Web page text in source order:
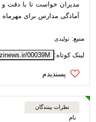
مدیران خواست تا با دقت
آمادگی مدارس برای مهرماه
منبع: تولیدی
لینک کوتاه: 00039M
نظرات بینندگان
نام